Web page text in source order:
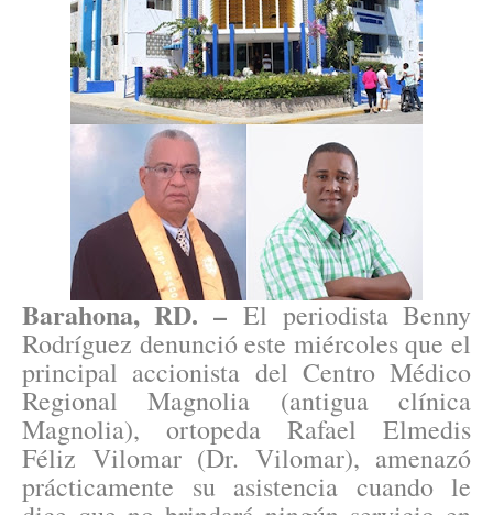
Barahona, RD. –El periodista Benny
Rodríguez denunció este miércoles que el
principal accionista del Centro Médico
Regional Magnolia (antigua clínica
Magnolia), ortopeda Rafael Elmedis
Féliz Vilomar (Dr. Vilomar), amenazó
prácticamente su asistencia cuando le